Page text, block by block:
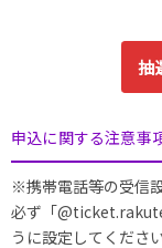
抽
申込に関する注意事
※携帯電話等の受信
必ず「
うに設定してください